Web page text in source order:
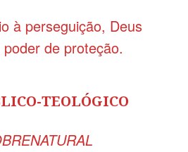
à perseguição, Deus
de proteção.
TEOLÓGICO